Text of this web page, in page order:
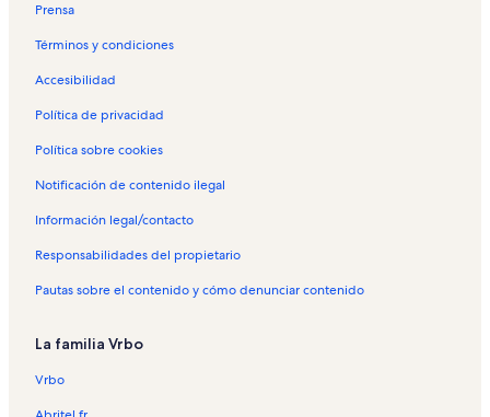
Prensa
Términos y condiciones
Accesibilidad
Política de privacidad
Política sobre cookies
Notificación de contenido ilegal
Información legal/contacto
Responsabilidades del propietario
Pautas sobre el contenido y cómo denunciar contenido
La familia Vrbo
Vrbo